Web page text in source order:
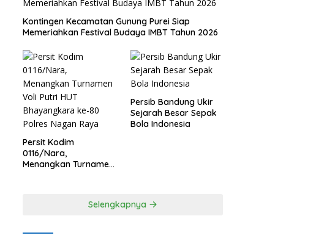
Kontingen Kecamatan Gunung Purei Siap
Memeriahkan Festival Budaya IMBT Tahun 2026
Persit Kodim
0116/Nara,
Menangkan Turnamen
Persib Bandung Ukir
Sejarah Besar Sepak
Bola Indonesia
Selengkapnya